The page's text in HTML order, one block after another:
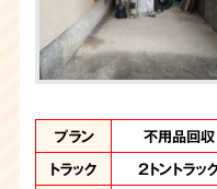
プラン 不用品回収
トラック
2トントラッ
プラン まるごとお片付
トラック
2トントラッ
プラン まるごとお片付
トラック
2トントラッ
プラン まるごとお片付
トラック
2トントラッ